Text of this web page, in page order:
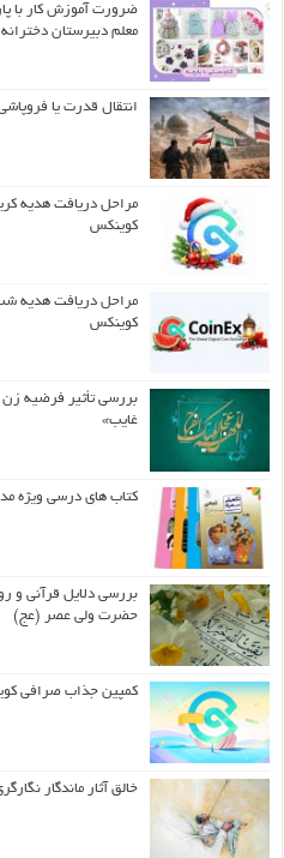
ضرورت آموزش کار با
معلم دبیرستان دخترانه
انتقال قدرت یا
مراحل دریافت هدیه
کوینکس
مراحل دریافت هدیه
کوینکس
بررسی تأثیر فرضیه زن
غایب»
کتاب های درسی ویژه
بررسی دلایل قرآنی و
حضرت ولی عصر (عج)
کمپین جذاب صرافی
خالق آثار ماندگار